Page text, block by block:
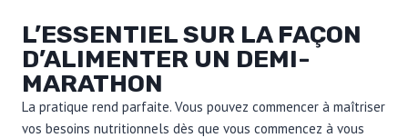
L’ESSENTIEL SUR LA FAÇON
D’ALIMENTER UN DEMI-
MARATHON
La pratique rend parfaite. Vous pouvez commencer à maîtriser
vos besoins nutritionnels dès que vous commencez à vous